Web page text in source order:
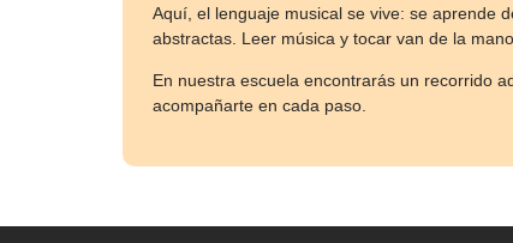
Aquí, el lenguaje musical se vive: se aprende
abstractas. Leer música y tocar van de la
En nuestra escuela encontrarás un recorrido
acompañarte en cada paso.